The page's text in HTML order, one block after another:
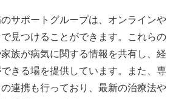
サポートグループは、オンラインや
見つけることができます。これらの
族が病気に関する情報を共有し、経
きる場を提供しています。また、専
連携も行っており、最新の治療法や